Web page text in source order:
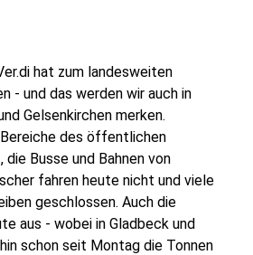
hat zum landesweiten
- und das werden wir auch in
Gelsenkirchen merken.
des öffentlichen
Busse und Bahnen von
fahren heute nicht und viele
geschlossen. Auch die
aus - wobei in Gladbeck und
schon seit Montag die Tonnen